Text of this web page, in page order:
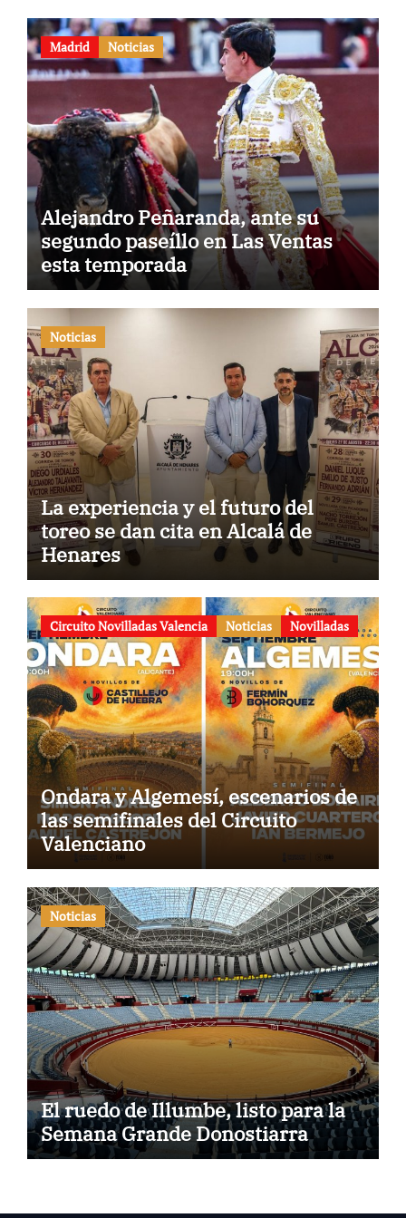
Madrid Noticias
Alejandro Peñaranda, ante su
segundo paseíllo en Las Ventas
esta temporada
Noticias
La experiencia y el futuro del
toreo se dan cita en Alcalá de
Henares
Circuito Novilladas Valencia Noticias Novilladas
Ondara y Algemesí, escenarios de
las semifinales del Circuito
Valenciano
Noticias
El ruedo de Illumbe, listo para la
Semana Grande Donostiarra